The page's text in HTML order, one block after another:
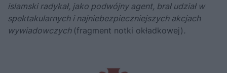
islamski radykał, jako podwójny agent, brał udział w
spektakularnych i najniebezpieczniejszych akcjach
wywiadowczych (fragment notki okładkowej) .